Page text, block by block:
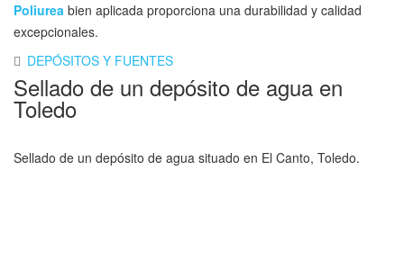
Poliurea bien aplicada proporciona una durabilidad y calidad
excepcionales.
DEPÓSITOS Y FUENTES
Sellado de un depósito de agua en
Toledo
Sellado de un depósito de agua situado en El Canto, Toledo.